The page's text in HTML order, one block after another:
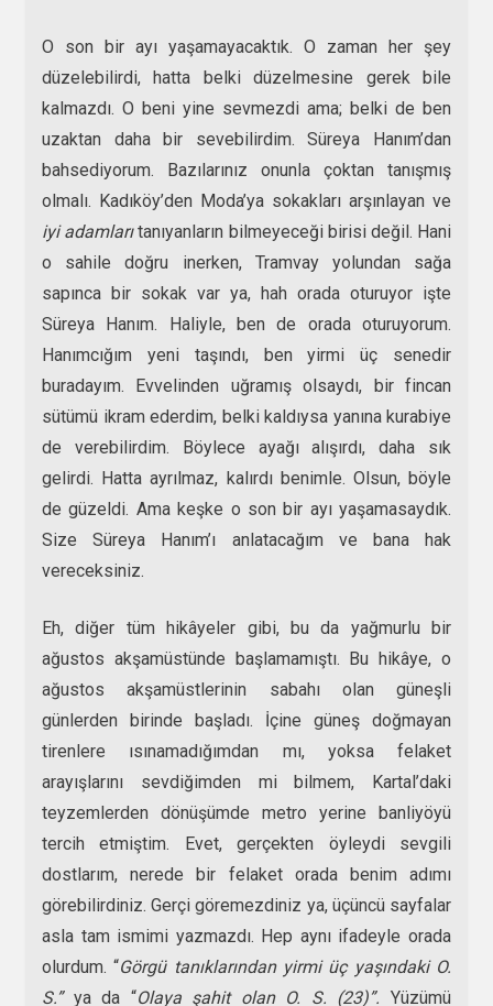
O son bir ayı yaşamayacaktık. O zaman her şey
düzelebilirdi, hatta belki düzelmesine gerek bile
kalmazdı. O beni yine sevmezdi ama; belki de ben
uzaktan daha bir sevebilirdim. Süreya Hanım’dan
bahsediyorum. Bazılarınız onunla çoktan tanışmış
olmalı. Kadıköy’den Moda’ya sokakları arşınlayan ve
iyi adamlarıtanıyanların bilmeyeceği birisi değil. Hani
o sahile doğru inerken, Tramvay yolundan sağa
sapınca bir sokak var ya, hah orada oturuyor işte
Süreya Hanım. Haliyle, ben de orada oturuyorum.
Hanımcığım yeni taşındı, ben yirmi üç senedir
buradayım. Evvelinden uğramış olsaydı, bir fincan
sütümü ikram ederdim, belki kaldıysa yanına kurabiye
de verebilirdim. Böylece ayağı alışırdı, daha sık
gelirdi. Hatta ayrılmaz, kalırdı benimle. Olsun, böyle
de güzeldi. Ama keşke o son bir ayı yaşamasaydık.
Size Süreya Hanım’ı anlatacağım ve bana hak
vereceksiniz.
Eh, diğer tüm hikâyeler gibi, bu da yağmurlu bir
ağustos akşamüstünde başlamamıştı. Bu hikâye, o
ağustos akşamüstlerinin sabahı olan güneşli
günlerden birinde başladı. İçine güneş doğmayan
tirenlere ısınamadığımdan mı, yoksa felaket
arayışlarını sevdiğimden mi bilmem, Kartal’daki
teyzemlerden dönüşümde metro yerine banliyöyü
tercih etmiştim. Evet, gerçekten öyleydi sevgili
dostlarım, nerede bir felaket orada benim adımı
görebilirdiniz. Gerçi göremezdiniz ya, üçüncü sayfalar
asla tam ismimi yazmazdı. Hep aynı ifadeyle orada
olurdum. “Görgü tanıklarından yirmi üç yaşındaki O.
S.” ya da “Olaya şahit olan O. S. (23)”.Yüzümü